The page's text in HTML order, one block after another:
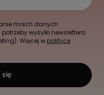
moich danych
wysyłki newslettera
Więcej w polityce
się